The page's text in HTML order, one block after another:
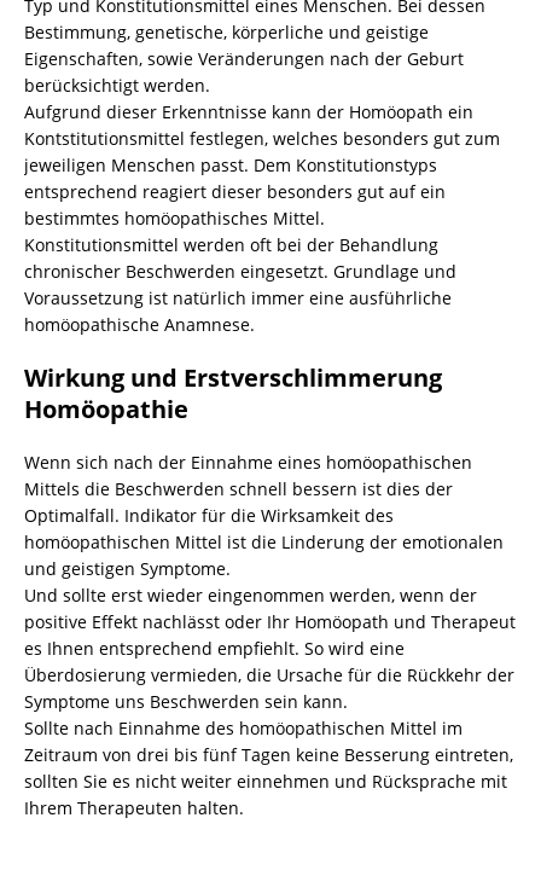
Typ und Konstitutionsmittel eines Menschen. Bei dessen
Bestimmung, genetische, körperliche und geistige
Eigenschaften, sowie Veränderungen nach der Geburt
berücksichtigt werden.
Aufgrund dieser Erkenntnisse kann der Homöopath ein
Kontstitutionsmittel festlegen, welches besonders gut zum
jeweiligen Menschen passt. Dem Konstitutionstyps
entsprechend reagiert dieser besonders gut auf ein
bestimmtes homöopathisches Mittel.
Konstitutionsmittel werden oft bei der Behandlung
chronischer Beschwerden eingesetzt. Grundlage und
Voraussetzung ist natürlich immer eine ausführliche
homöopathische Anamnese.
Wirkung und Erstverschlimmerung
Homöopathie
Wenn sich nach der Einnahme eines homöopathischen
Mittels die Beschwerden schnell bessern ist dies der
Optimalfall. Indikator für die Wirksamkeit des
homöopathischen Mittel ist die Linderung der emotionalen
und geistigen Symptome.
Und sollte erst wieder eingenommen werden, wenn der
positive Effekt nachlässt oder Ihr Homöopath und Therapeut
es Ihnen entsprechend empfiehlt. So wird eine
Überdosierung vermieden, die Ursache für die Rückkehr der
Symptome uns Beschwerden sein kann.
Sollte nach Einnahme des homöopathischen Mittel im
Zeitraum von drei bis fünf Tagen keine Besserung eintreten,
sollten Sie es nicht weiter einnehmen und Rücksprache mit
Ihrem Therapeuten halten.